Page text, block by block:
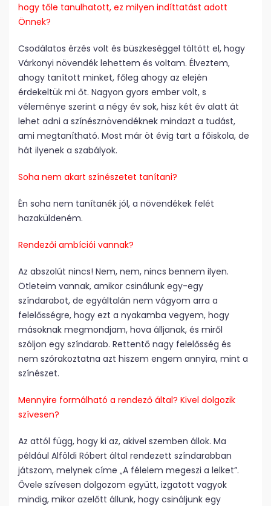
hogy tőle tanulhatott, ez milyen indíttatást adott
Önnek?
Csodálatos érzés volt és büszkeséggel töltött el, hogy
Várkonyi növendék lehettem és voltam. Élveztem,
ahogy tanított minket, főleg ahogy az elején
érdekeltük mi őt. Nagyon gyors ember volt, s
véleménye szerint a négy év sok, hisz két év alatt át
lehet adni a színésznövendéknek mindazt a tudást,
ami megtanítható. Most már öt évig tart a főiskola, de
hát ilyenek a szabályok.
Soha nem akart színészetet tanítani?
Én soha nem tanítanék jól, a növendékek felét
hazaküldeném.
Rendezői ambíciói vannak?
Az abszolút nincs! Nem, nem, nincs bennem ilyen.
Ötleteim vannak, amikor csinálunk egy-egy
színdarabot, de egyáltalán nem vágyom arra a
felelősségre, hogy ezt a nyakamba vegyem, hogy
másoknak megmondjam, hova álljanak, és miről
szóljon egy színdarab. Rettentő nagy felelősség és
nem szórakoztatna azt hiszem engem annyira, mint a
színészet.
Mennyire formálható a rendező által? Kivel dolgozik
szívesen?
Az attól függ, hogy ki az, akivel szemben állok. Ma
például Alföldi Róbert által rendezett színdarabban
játszom, melynek címe „A félelem megeszi a lelket”.
Ővele szívesen dolgozom együtt, izgatott vagyok
mindig, mikor azelőtt állunk, hogy csináljunk egy